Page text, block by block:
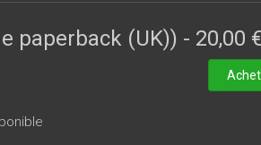
avant les tensions qui traversent les
inhérentes à l’apparition
visuellement un surgissement
paperback (UK)) - 20,00 €